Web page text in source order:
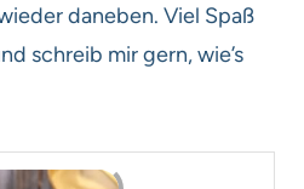
daneben. Viel Spaß
schreib mir gern, wie’s